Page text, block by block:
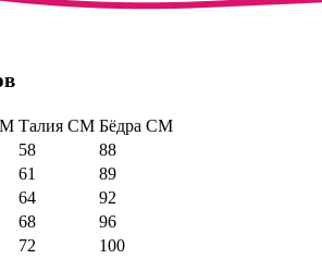
Талия СМ Бёдра СМ
58
88
61
89
64
92
68
96
72
100